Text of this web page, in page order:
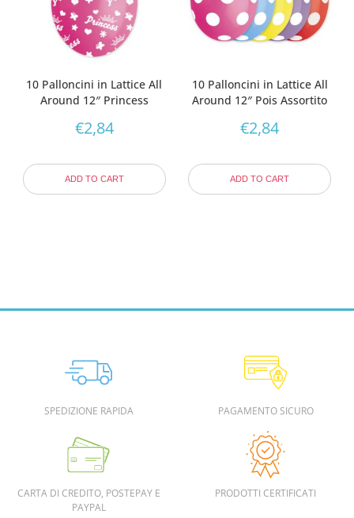
10 Palloncini in Lattice All
Around 12″ Princess
€2,84
ADD TO CART
10 Palloncini in Lattice All
Around 12″ Pois Assortito
€2,84
ADD TO CART
SPEDIZIONE RAPIDA PAGAMENTO SICURO
CARTA DI CREDITO, POSTEPAY E
PAYPAL
PRODOTTI CERTIFICATI